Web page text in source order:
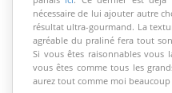
nécessaire de lui ajouter autre
résultat ultra-gourmand. La
agréable du praliné fera tout
Si vous êtes raisonnables vous
vous êtes comme tous les
aurez tout comme moi